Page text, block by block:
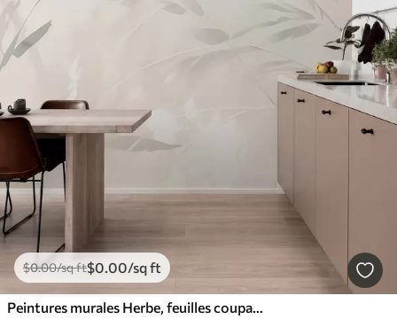
$0.00/sq ft$0.00/sq ft
Peintures murales Herbe, feuilles coupantes